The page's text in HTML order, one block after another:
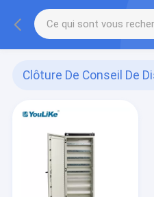
Clôture De Conseil De